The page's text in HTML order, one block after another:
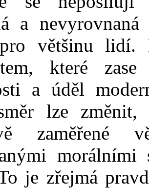
a nevyrovnaná
většinu lidí.
které
a úděl
lze
zaměřené
je zřejmá